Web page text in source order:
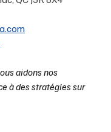
aidons nos
à des stratégies sur